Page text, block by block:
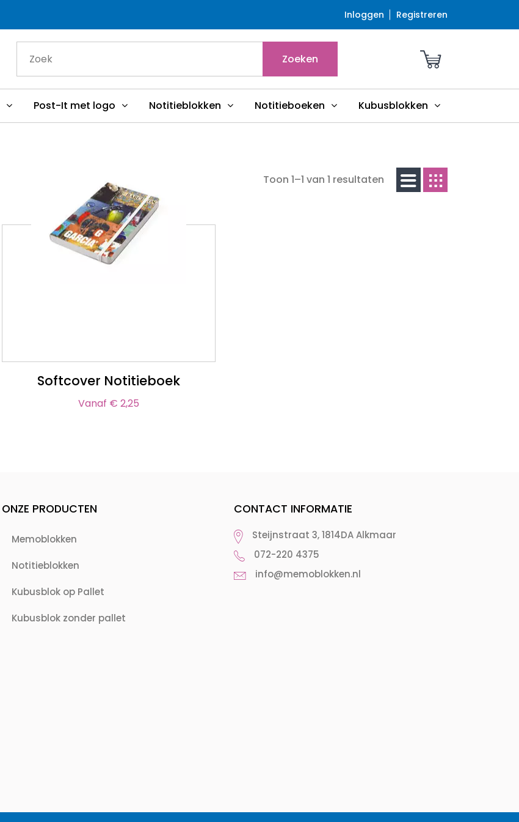
Inloggen Registreren
Zoeken
Post-It met logo Notitieblokken Notitieboeken Kubusblokken
Toon 1–1 van 1 resultaten
Softcover Notitieboek
Vanaf € 2,25
CONTACT INFORMATIE
Steijnstraat 3, 1814DA Alkmaar
072-220 4375
info@memoblokken.nl
ONZE PRODUCTEN
Memoblokken
Notitieblokken
Kubusblok op Pallet
Kubusblok zonder pallet